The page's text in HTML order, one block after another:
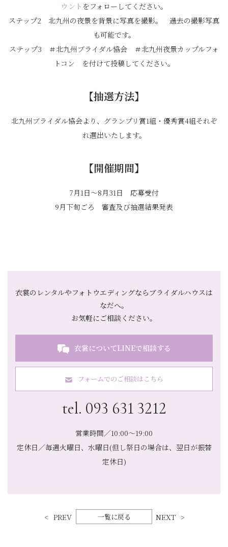
ウント をフォローしてください。
ステップ2 北九州の夜景を背景に写真を撮影。 過去の撮影写真
も可能です。
ステップ3 ＃北九州ブライダル協会 ＃北九州夜景カップルフォ
トコン を付けて投稿してください。
【抽選方法】
北九州ブライダル協会より、グランプリ賞1組・優秀賞4組それぞ
れ選出いたします。
【開催期間】
7月1日～8月31日 応募受付
9月下旬ごろ 審査及び抽選結果発表
衣裳のレンタルやフォトウエディングならブライダルハウスは
なだへ。
お気軽にご相談ください。
衣裳についてLINEで相談する
フォームでのご相談はこちら
tel. 093 631 3212
営業時間／10:00～19:00
定休日／毎週火曜日、水曜日(但し祭日の場合は、翌日が振替
定休日)
PREV 一覧に戻る NEXT